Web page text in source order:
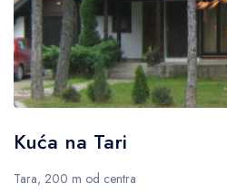
Kuća na Tari
Tara, 200 m od centra